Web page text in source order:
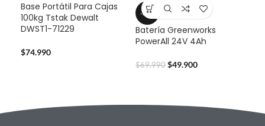
Base Portátil Para Cajas
100kg Tstak Dewalt
DWST1-71229
$74.990
-29%
Batería Greenworks
PowerAll 24V 4Ah
$69.990 $49.900